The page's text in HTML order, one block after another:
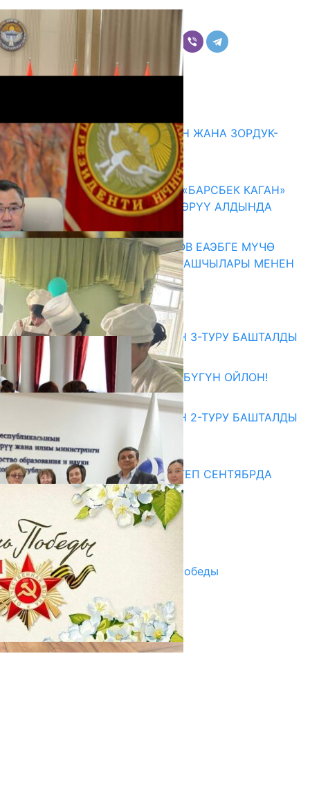
Комментарийлер
ГЕНДЕРДИК БАСМЫРЛООДОН ЖАНА ЗОРДУК-
ЗОМБУЛУКТАН КОРГОО
07.08.2026
КЫРГЫЗ ТАРЫХЫ ТАСМАДА: «БАРСБЕК КАГАН»
КӨРКӨМ ТАСМАСЫ ЖАРЫК КӨРҮҮ АЛДЫНДА
07.08.2026
ПРЕЗИДЕНТ САДЫР ЖАПАРОВ ЕАЭБГЕ МҮЧӨ
МАМЛЕКЕТТЕРДИН ӨКМӨТ БАШЧЫЛАРЫ МЕНЕН
ЖОЛУГУШТУ
07.08.2026
Абитуриент
ЖОЖДОРГО КАБЫЛ АЛУУНУН 3-ТУРУ БАШТАЛДЫ
27.07.2026
ӨЗҮҢДҮН КЕЛЕЧЕГИҢ ҮЧҮН БҮГҮН ОЙЛОН!
20.07.2026
ЖОЖДОРГО КАБЫЛ АЛУУНУН 2-ТУРУ БАШТАЛДЫ
20.07.2026
Медиа
СУЗАКТА 750 ОРУНДУУ МЕКТЕП СЕНТЯБРДА
ПАЙДАЛАНУУГА БЕРИЛЕТ
07.08.2025
Улуу Жеңиштин жандуу сөзү
29.04.2025
Награды в преддверии Дня Победы
29.04.2025